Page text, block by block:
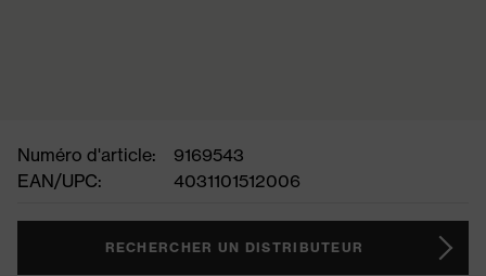
Numéro d'article:
9169543
EAN/UPC:
4031101512006
RECHERCHER UN DISTRIBUTEUR